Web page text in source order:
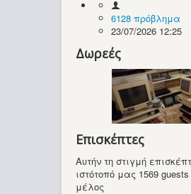
6128 πρόβλημα
23/07/2026 12:25
Δωρεές
Επισκέπτες
Αυτήν τη στιγμή
ιστότοπό μας 1569
μέλος